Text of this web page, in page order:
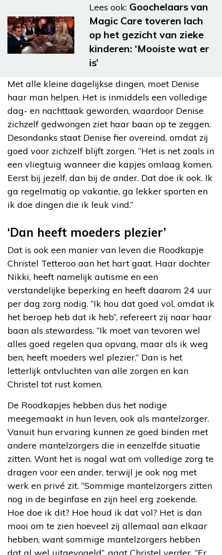
Lees ook: Goochelaars van
Magic Care toveren lach
op het gezicht van zieke
kinderen: ‘Mooiste wat er
is’
Met alle kleine dagelijkse dingen, moet Denise
haar man helpen. Het is inmiddels een volledige
dag- en nachttaak geworden, waardoor Denise
zichzelf gedwongen ziet haar baan op te zeggen.
Desondanks staat Denise fier overeind, omdat zij
goed voor zichzelf blijft zorgen. “Het is net zoals in
een vliegtuig wanneer die kapjes omlaag komen.
Eerst bij jezelf, dan bij de ander. Dat doe ik ook. Ik
ga regelmatig op vakantie, ga lekker sporten en
ik doe dingen die ik leuk vind.”
‘Dan heeft moeders plezier’
Dat is ook een manier van leven die Roodkapje
Christel Tetteroo aan het hart gaat. Haar dochter
Nikki, heeft namelijk autisme en een
verstandelijke beperking en heeft daarom 24 uur
per dag zorg nodig. “Ik hou dat goed vol, omdat ik
het beroep heb dat ik heb”, refereert zij naar haar
baan als stewardess. “Ik moet van tevoren wel
alles goed regelen qua opvang, maar als ik weg
ben, heeft moeders wel plezier.” Dan is het
letterlijk ontvluchten van alle zorgen en kan
Christel tot rust komen.
De Roodkapjes hebben dus het nodige
meegemaakt in hun leven, ook als mantelzorger.
Vanuit hun ervaring kunnen ze goed binden met
andere mantelzorgers die in eenzelfde situatie
zitten. Want het is nogal wat om volledige zorg te
dragen voor een ander, terwijl je ook nog met
werk en privé zit. “Sommige mantelzorgers zitten
nog in de beginfase en zijn heel erg zoekende.
Hoe doe ik dit? Hoe houd ik dat vol? Het is dan
mooi om te zien hoeveel zij allemaal aan elkaar
hebben, want sommige mantelzorgers hebben